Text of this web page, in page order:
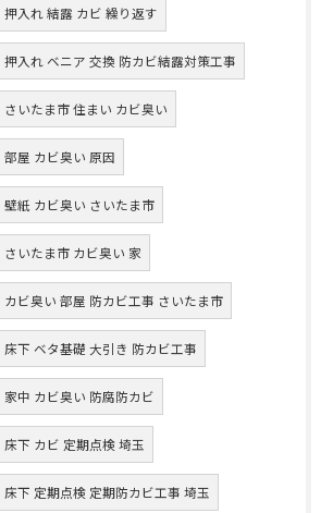
押入れ 結露 カビ 繰り返す
押入れ ベニア 交換 防カビ結露対策工事
さいたま市 住まい カビ臭い
部屋 カビ臭い 原因
壁紙 カビ臭い さいたま市
さいたま市 カビ臭い 家
カビ臭い 部屋 防カビ工事 さいたま市
床下 ベタ基礎 大引き 防カビ工事
家中 カビ臭い 防腐防カビ
床下 カビ 定期点検 埼玉
床下 定期点検 定期防カビ工事 埼玉